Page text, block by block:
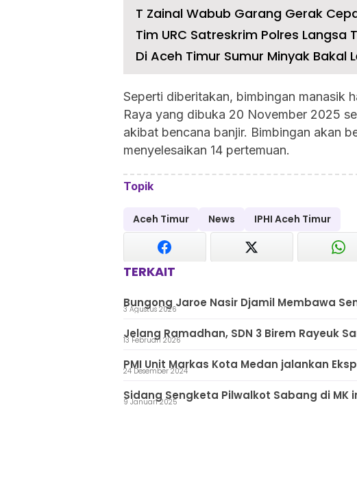
T Zainal Wabub Garang Gerak
Tim URC Satreskrim Polres Langsa
Di Aceh Timur Sumur Minyak Bakal
Seperti diberitakan, bimbingan manasik
Raya yang dibuka 20 November 2025
akibat bencana banjir. Bimbingan akan
menyelesaikan 14 pertemuan.
Topik
Aceh Timur News IPHI Aceh Timur
TERKAIT
Bungong Jaroe Nasir Djamil Membawa
3 Agustus 2026
Jelang Ramadhan, SDN 3 Birem Rayeuk
13 Februari 2026
PMI Unit Markas Kota Medan jalankan
24 Desember 2024
Sidang Sengketa Pilwalkot Sabang di MK
9 Januari 2025